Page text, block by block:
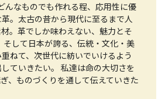
なものでも作れる程、応用性に優
。太古の昔から現代に至るまで人
。革でしか味わえない、魅力とそ
そして日本が誇る、伝統・文化・美
ねて、次世代に紡いでいけるよう
ていきたい。 私達は命の大切さを
、ものづくりを通して伝えていきた